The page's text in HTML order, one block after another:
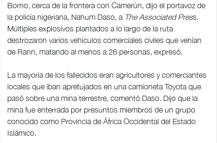
Borno, cerca de la frontera con Camerún, dijo el portavoz de
la policía nigeriana, Nahum Daso, a The Associated Press.
Múltiples explosivos plantados a lo largo de la ruta
destrozaron varios vehículos comerciales civiles que venían
de Rann, matando al menos a 26 personas, expresó.
La mayoría de los fallecidos eran agricultores y comerciantes
locales que iban apretujados en una camioneta Toyota que
pasó sobre una mina terrestre, comentó Daso. Dijo que la
mina fue enterrada por presuntos miembros de un grupo
conocido como Provincia de África Occidental del Estado
Islámico.